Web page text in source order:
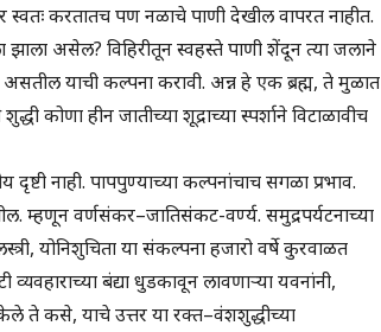
स्वतः करतातच पण नळाचे पाणी देखील वापरत नाहीत.
झाला असेल? विहिरीतून स्वहस्ते पाणी शेंदून त्या जलाने
असतील याची कल्पना करावी. अन्न हे एक ब्रह्म, ते मुळात
कोणा हीन जातीच्या शूद्राच्या स्पर्शाने विटाळावीच
दृष्टी नाही. पापपुण्याच्या कल्पनांचाच सगळा प्रभाव.
म्हणून वर्णसंकर–जातिसंकट-वर्ण्य. समुद्रपर्यटनाच्या
योनिशुचिता या संकल्पना हजारो वर्षे कुरवाळत
व्यवहाराच्या बंद्या धुडकावून लावणाऱ्या यवनांनी,
ते कसे, याचे उत्तर या रक्त–वंशशुद्धीच्या